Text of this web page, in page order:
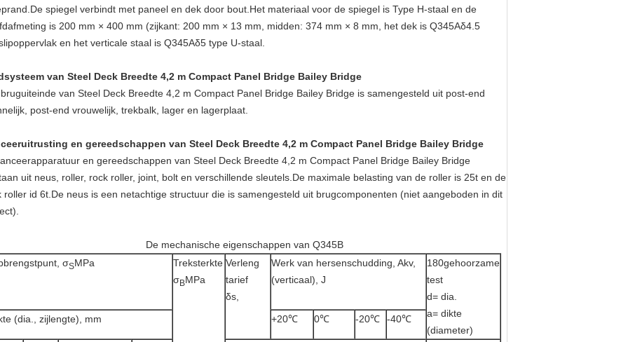
spiegel verbindt met paneel en dek door bout.Het materiaal voor de spiegel is Type H-staal en de
is 200 mm × 400 mm (zijkant: 200 mm × 13 mm, midden: 374 mm × 8 mm, het dek is Q345Aδ4.5
en het verticale staal is Q345Aδ5 type U-staal.
van Steel Deck Breedte 4,2 m Compact Panel Bridge Bailey Bridge
van Steel Deck Breedte 4,2 m Compact Panel Bridge Bailey Bridge is samengesteld uit post-end
post-end vrouwelijk, trekbalk, lager en lagerplaat.
en gereedschappen van Steel Deck Breedte 4,2 m Compact Panel Bridge Bailey Bridge
en gereedschappen van Steel Deck Breedte 4,2 m Compact Panel Bridge Bailey Bridge
​​uit neus, roller, rock roller, joint, bolt en verschillende sleutels.De maximale belasting van de roller is 25t en de
roller id 6t.De neus is een netachtige structuur die is samengesteld uit brugcomponenten (niet aangeboden in dit
De mechanische eigenschappen van Q345B
σSMPa
Treksterkte
σBMPa
Verleng
tarief
δs,
Werk van hersenschudding, Akv,
(verticaal), J
180gehoorzame
test
d= dia.
a= dikte
(diameter)
(dia., zijlengte), mm +20℃ 0℃ -20℃ -40℃